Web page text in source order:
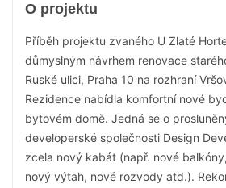
O projektu
Příběh projektu zvaného U Zlaté
důmyslným návrhem renovace
Ruské ulici, Praha 10 na rozhraní
Rezidence nabídla komfortní nové
bytovém domě. Jedná se o
developerské společnosti Design
zcela nový kabát (např. nové
nový výtah, nové rozvody atd.).